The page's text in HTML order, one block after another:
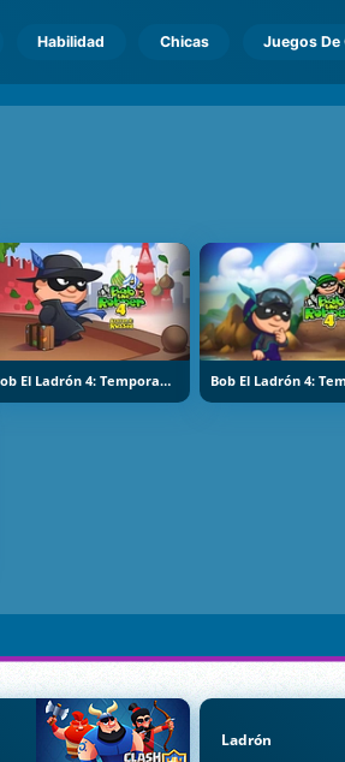
Habilidad Chicas Juegos De
Bob El Ladrón 4: Temporada 2
Ladrón